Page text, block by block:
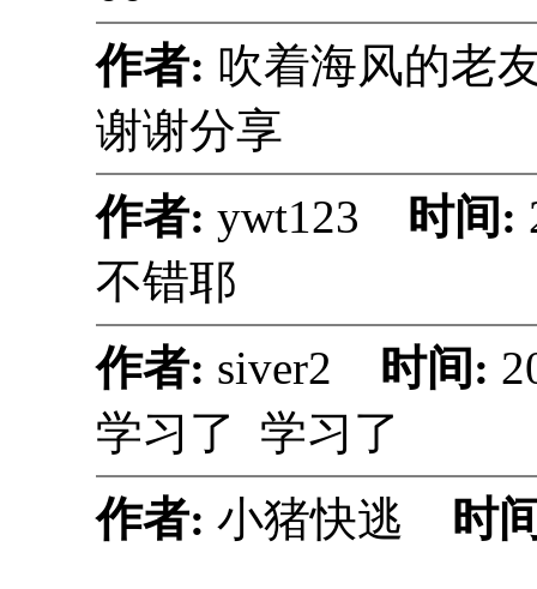
作者: 吹着海风的
谢谢分享
作者: ywt123 时间:
不错耶
作者: siver2 时间:
学习了 学习了
作者: 小猪快逃 时